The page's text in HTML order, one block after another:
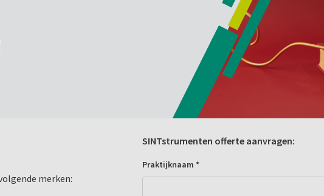
merken:
SINTstrumenten offerte aanvragen:
Praktijknaam *